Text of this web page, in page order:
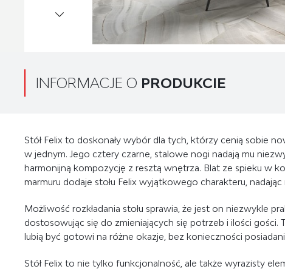
INFORMACJE O PRODUKCIE
Stół Felix to doskonały wybór dla tych, którzy cenią sobie
w jednym. Jego cztery czarne, stalowe nogi nadają mu
harmonijną kompozycję z resztą wnętrza. Blat ze spieku w
marmuru dodaje stołu Felix wyjątkowego charakteru,
Możliwość rozkładania stołu sprawia, że jest on niezwykle
dostosowując się do zmieniających się potrzeb i ilości gości.
lubią być gotowi na różne okazje, bez konieczności
Stół Felix to nie tylko funkcjonalność, ale także wyrazisty